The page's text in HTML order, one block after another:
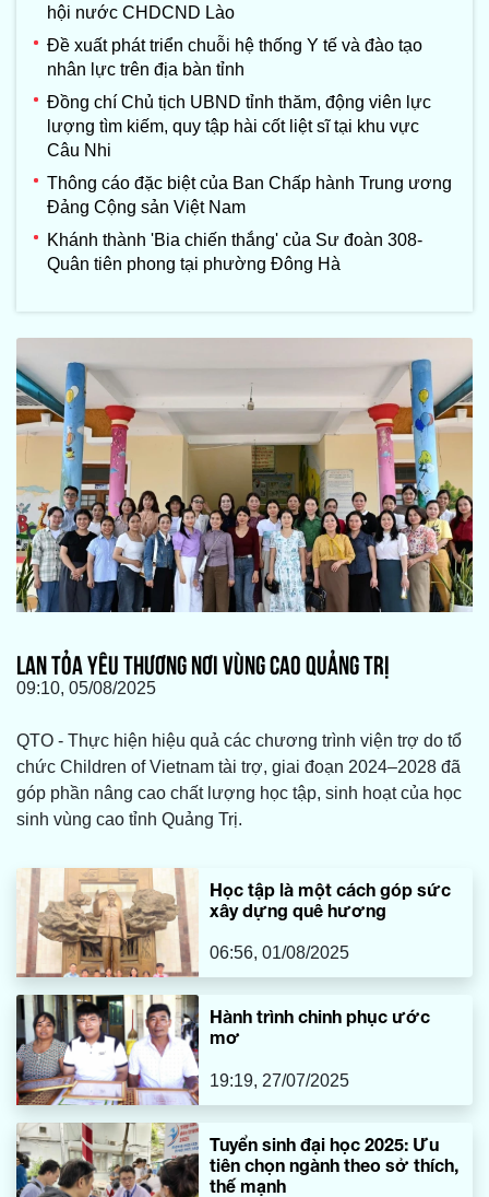
hội nước CHDCND Lào
Đề xuất phát triển chuỗi hệ thống Y tế và đào tạo
nhân lực trên địa bàn tỉnh
Đồng chí Chủ tịch UBND tỉnh thăm, động viên lực
lượng tìm kiếm, quy tập hài cốt liệt sĩ tại khu vực
Câu Nhi
Thông cáo đặc biệt của Ban Chấp hành Trung ương
Đảng Cộng sản Việt Nam
Khánh thành 'Bia chiến thắng' của Sư đoàn 308-
Quân tiên phong tại phường Đông Hà
LAN TỎA YÊU THƯƠNG NƠI VÙNG CAO QUẢNG TRỊ
09:10, 05/08/2025
QTO - Thực hiện hiệu quả các chương trình viện trợ do tổ
chức Children of Vietnam tài trợ, giai đoạn 2024–2028 đã
góp phần nâng cao chất lượng học tập, sinh hoạt của học
sinh vùng cao tỉnh Quảng Trị.
Học tập là một cách góp sức
xây dựng quê hương
06:56, 01/08/2025
Hành trình chinh phục ước
mơ
19:19, 27/07/2025
Tuyển sinh đại học 2025: Ưu
tiên chọn ngành theo sở thích,
thế mạnh